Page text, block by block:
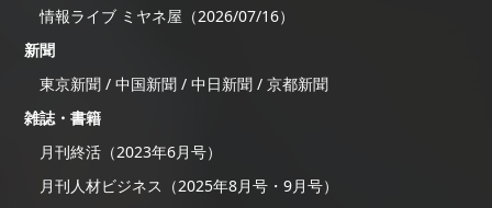
情報ライブ ミヤネ屋（2026/07/16）
新聞
東京新聞 / 中国新聞 / 中日新聞 / 京都新聞
雑誌・書籍
月刊終活（2023年6月号）
月刊人材ビジネス（2025年8月号・9月号）